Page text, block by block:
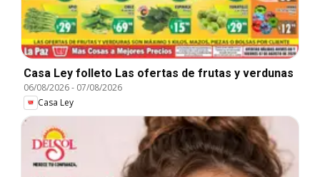
Casa Ley folleto Las ofertas de frutas y verdunas
06/08/2026- 07/08/2026
Casa Ley